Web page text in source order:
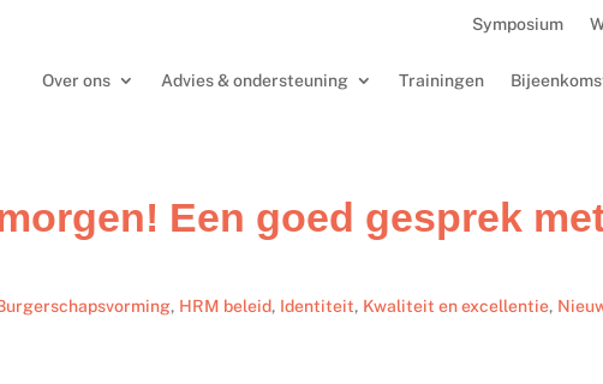
Symposium
Over ons Advies & ondersteuning Trainingen
Een goed gesprek
, HRM beleid, Identiteit, Kwaliteit en excellentie,